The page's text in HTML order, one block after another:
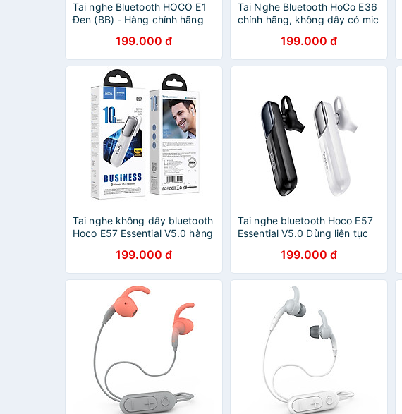
Tai nghe Bluetooth HOCO E1
Đen (BB) - Hàng chính hãng
199.000 đ
Tai Nghe Bluetooth HoCo E36
chính hãng, không dây có mic
199.000 đ
Tai nghe không dây bluetooth
Hoco E57 Essential V5.0 hàng
199.000 đ
Tai nghe bluetooth Hoco E57
Essential V5.0 Dùng liên tục
199.000 đ